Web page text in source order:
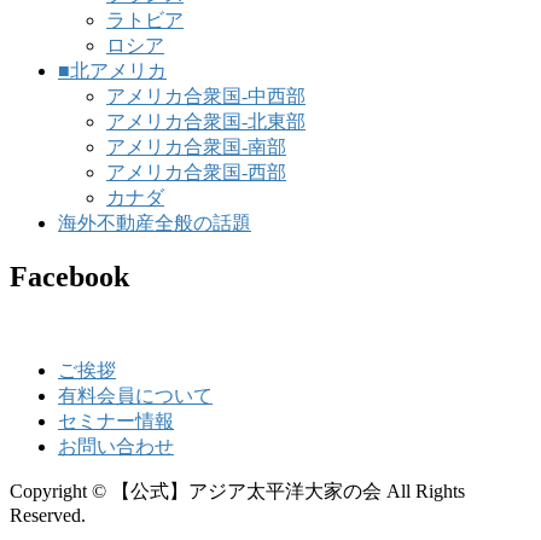
ラトビア
ロシア
■北アメリカ
アメリカ合衆国-中西部
アメリカ合衆国-北東部
アメリカ合衆国-南部
アメリカ合衆国-西部
カナダ
海外不動産全般の話題
Facebook
ご挨拶
有料会員について
セミナー情報
お問い合わせ
Copyright © 【公式】アジア太平洋大家の会 All Rights
Reserved.